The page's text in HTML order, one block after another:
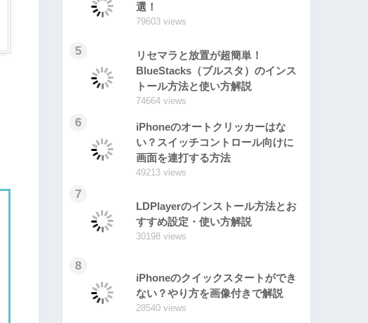
選！
79603 views
5
リセマラと放置が超簡単！
BlueStacks（ブルスタ）のインス
トール方法と使い方解説
74664 views
6
iPhoneのオートクリッカーはな
い？スイッチコントロール向けに
画面を連打する方法
49213 views
7
LDPlayerのインストール方法とお
すすめ設定・使い方解説
30198 views
8
iPhoneのクイックスタートができ
ない？やり方を画像付きで解説
28540 views